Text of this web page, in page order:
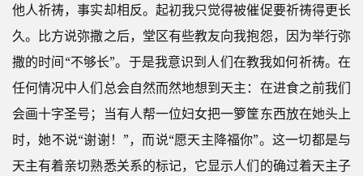
他人祈祷，事实却相反。起初我只觉得被催促要祈祷得更长
久。比方说弥撒之后，堂区有些教友向我抱怨，因为举行弥
撒的时间“不够长”。于是我意识到人们在教我如何祈祷。在
任何情况中人们总会自然而然地想到天主：在进食之前我们
会画十字圣号；当有人帮一位妇女把一箩筐东西放在她头上
时，她不说“谢谢！”，而说“愿天主降福你”。这一切都是与
天主有着亲切熟悉关系的标记，它显示人们的确过着天主子